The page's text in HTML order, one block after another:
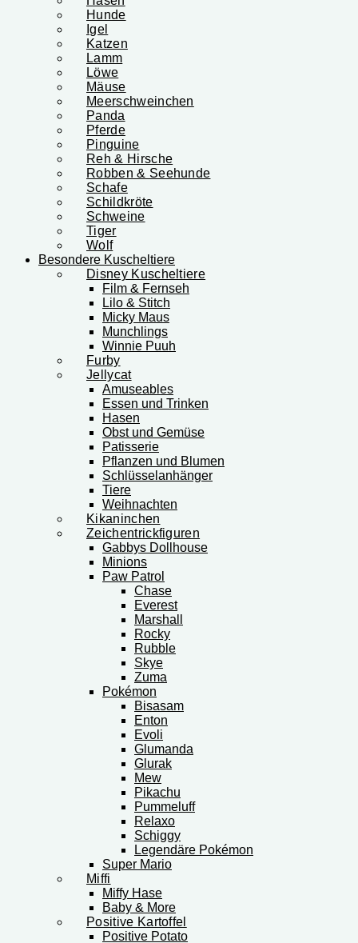
Hunde
Igel
Katzen
Lamm
Löwe
Mäuse
Meerschweinchen
Panda
Pferde
Pinguine
Reh & Hirsche
Robben & Seehunde
Schafe
Schildkröte
Schweine
Tiger
Wolf
Besondere Kuscheltiere
Disney Kuscheltiere
Film & Fernseh
Lilo & Stitch
Micky Maus
Munchlings
Winnie Puuh
Furby
Jellycat
Amuseables
Essen und Trinken
Hasen
Obst und Gemüse
Patisserie
Pflanzen und Blumen
Schlüsselanhänger
Tiere
Weihnachten
Kikaninchen
Zeichentrickfiguren
Gabbys Dollhouse
Minions
Paw Patrol
Chase
Everest
Marshall
Rocky
Rubble
Skye
Zuma
Pokémon
Bisasam
Enton
Evoli
Glumanda
Glurak
Mew
Pikachu
Pummeluff
Relaxo
Schiggy
Legendäre Pokémon
Super Mario
Miffi
Miffy Hase
Baby & More
Positive Kartoffel
Positive Potato